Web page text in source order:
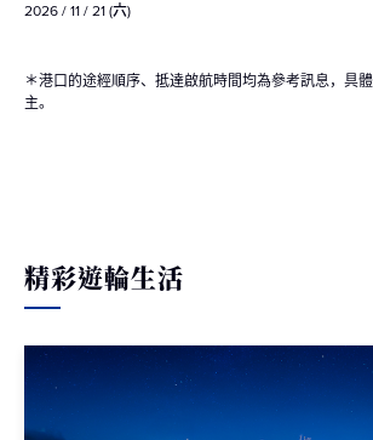
2026 / 11 / 21 (六)
＊港口的途經順序、抵達啟航時間均為參考訊息，具
主。
精彩遊輪生活